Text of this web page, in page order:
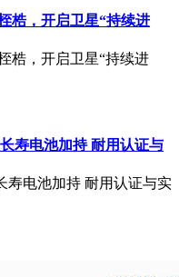
梏，开启卫星“持续进
梏，开启卫星“持续进
寿电池加持 耐用认证与
寿电池加持 耐用认证与实